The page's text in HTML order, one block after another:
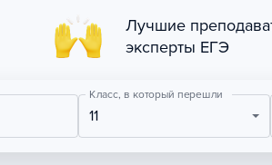
Лучшие
эксперты ЕГЭ
Класс, в который перешли
11